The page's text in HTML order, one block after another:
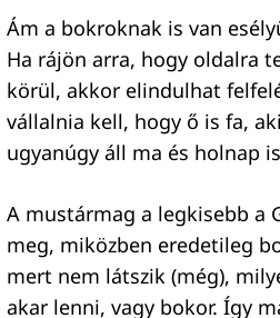
Ám a bokroknak is van
Ha rájön arra, hogy oldalra
körül, akkor elindulhat
vállalnia kell, hogy ő is fa,
ugyanúgy áll ma és holnap
A mustármag a legkisebb a
meg, miközben eredetileg
mert nem látszik (még),
akar lenni, vagy bokor. Így